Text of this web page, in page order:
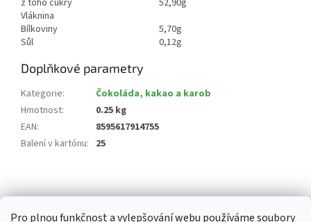
Pro plnou funkčnost a vylepšování webu používáme soubory
z toho cukry
52,90g
Vláknina
Bílkoviny
5,70g
Sůl
0,12g
Doplňkové parametry
Kategorie:
Čokoláda, kakao a karob
Hmotnost:
0.25 kg
EAN:
8595617914755
Balení v kartónu: 25
á